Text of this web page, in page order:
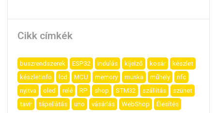
Cikk címkék
buszrendszerek ESP32 indulás kijelző kosár
készlet
készletinfo
lcd MCU memory munka műhely
nfc
nyitva
oled relé RP shop STM32 szállítás
szünet
tavir
tápellátás uno vásárlás WebShop Élesítés